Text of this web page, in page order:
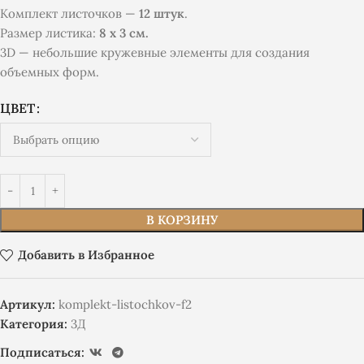
Комплект листочков — 12 штук.
Размер листика: 8 х 3 см.
3D — небольшие кружевные элементы для создания
объемных форм.
ЦВЕТ
В КОРЗИНУ
Добавить в Избранное
Артикул: komplekt-listochkov-f2
Категория: 3Д
Подписаться: